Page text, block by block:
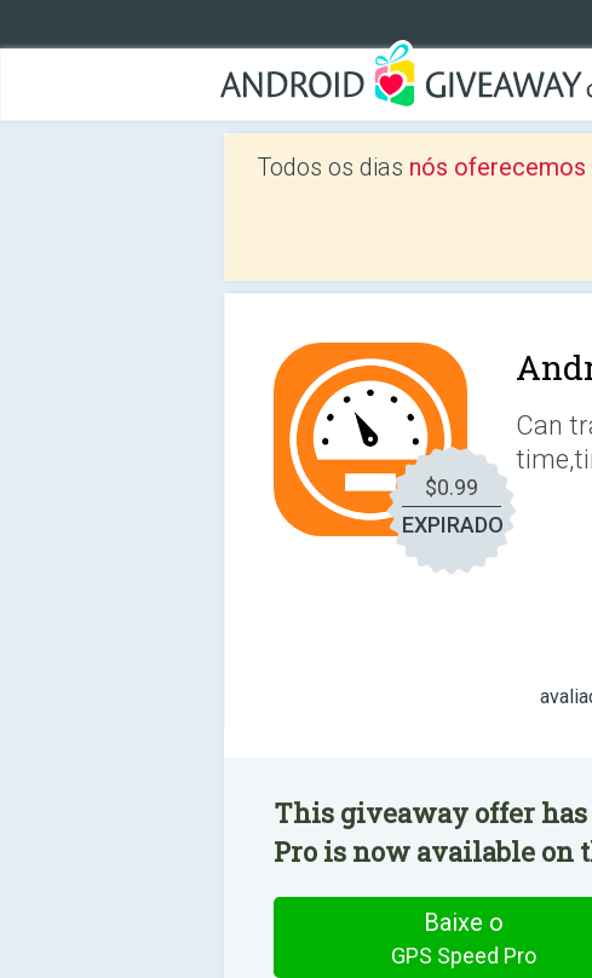
Todos os dias nós oferecemos
$0.99
EXPIRADO
Can
This giveaway offer has
Pro is now available on
Baixe o
GPS Speed Pro